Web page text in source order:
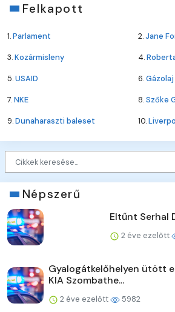
Felkapott
1.Parlament 2.Jane
3.Kozármisleny 4.
5.USAID 6.Gázolaj
7.NKE 8.Szőke
9.Dunaharaszti baleset 10.
Népszerű
Eltűnt Serhal
2 éve ezelőtt
Gyalogátkelőhelyen ütött
KIA Szombathe...
2 éve ezelőtt 5982